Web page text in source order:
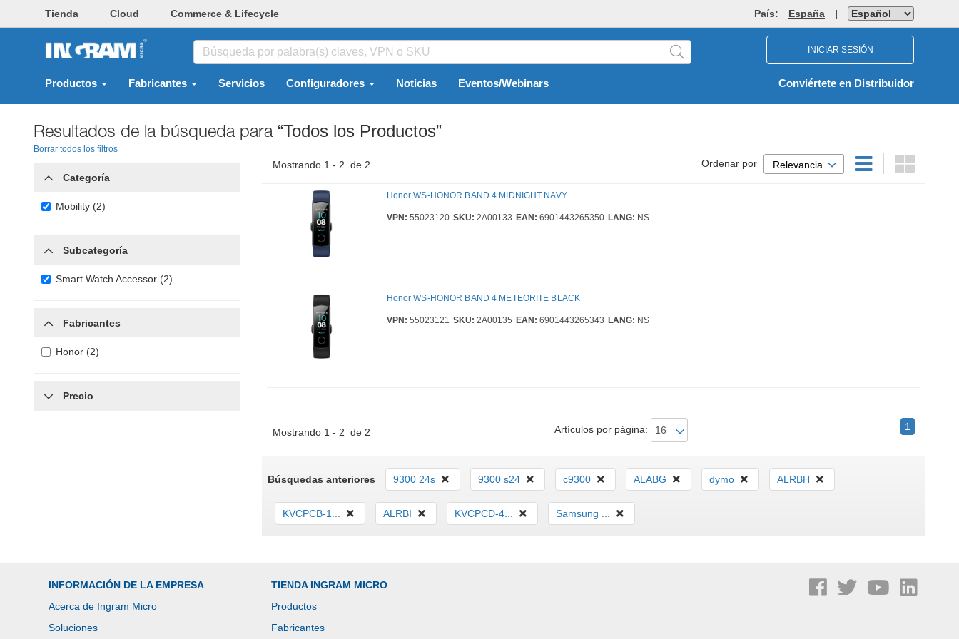
Tienda Cloud Commerce & Lifecycle País: España |
INICIAR SESIÓN
Productos Fabricantes Servicios Configuradores Noticias Eventos/Webinars Conviértete en Distribuidor
Resultados de la búsqueda para “Todos los Productos”
Borrar todos los filtros
Categoría
Mobility (2)
Subcategoría
Smart Watch Accessor (2)
Fabricantes
Honor (2)
Precio
Mostrando 1 - 2 de 2 Ordenar por Relevancia
Honor WS-HONOR BAND 4 MIDNIGHT NAVY
VPN: 55023120 SKU: 2A00133 EAN: 6901443265350 LANG: NS
Honor WS-HONOR BAND 4 METEORITE BLACK
VPN: 55023121 SKU: 2A00135 EAN: 6901443265343 LANG: NS
Mostrando 1 - 2 de 2 Artículos por página: 1
Búsquedas anteriores 9300 24s 9300 s24 c9300 ALABG dymo ALRBH
KVCPCB-1... ALRBI KVCPCD-4... Samsung ...
INFORMACIÓN DE LA EMPRESA
Acerca de Ingram Micro
Soluciones
TIENDA INGRAM MICRO
Productos
Fabricantes